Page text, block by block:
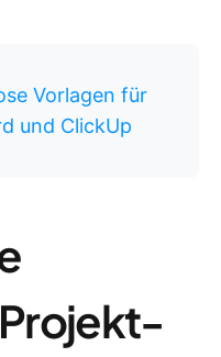
Vorlagen für
und ClickUp